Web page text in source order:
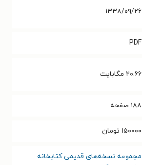
۱۳۳۸/۰۹/۲۶
PDF
۲۰.۶۶ مگابایت
۱۸۸ صفحه
۱۵۰۰۰۰ تومان
مجموعه نسخه‌های قدیمی کتابخانه